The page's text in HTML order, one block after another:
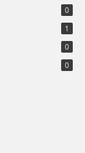
0
1
0
0